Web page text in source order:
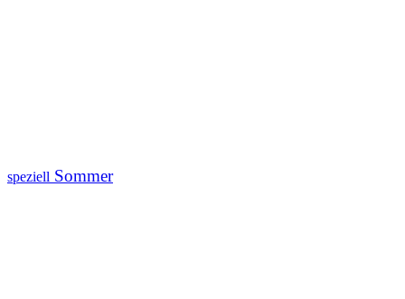
speziell Sommer